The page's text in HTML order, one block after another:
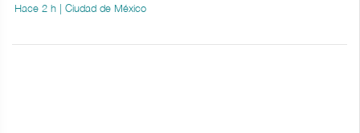
Hace 2 h | Ciudad de México